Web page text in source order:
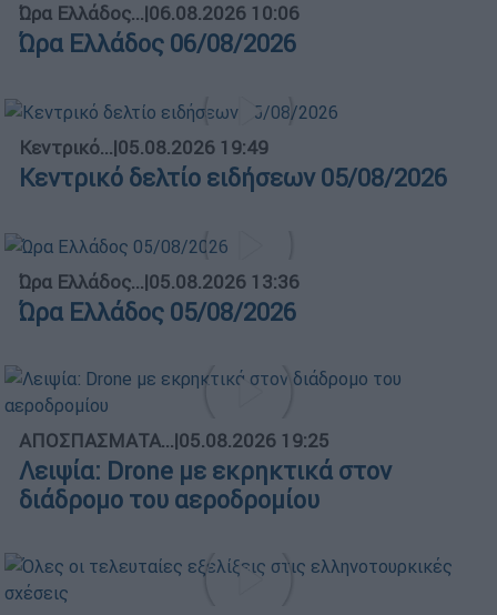
Ώρα Ελλάδος...|06.08.2026 10:06
Ώρα Ελλάδος 06/08/2026
Κεντρικό...|05.08.2026 19:49
Κεντρικό δελτίο ειδήσεων 05/08/2026
Ώρα Ελλάδος...|05.08.2026 13:36
Ώρα Ελλάδος 05/08/2026
ΑΠΟΣΠΑΣΜΑΤΑ...|05.08.2026 19:25
Λειψία: Drone με εκρηκτικά στον
διάδρομο του αεροδρομίου